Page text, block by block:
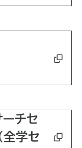
チセ
全学セ